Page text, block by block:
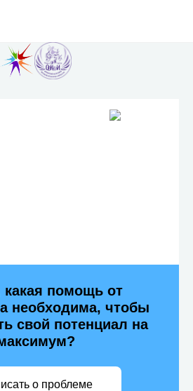
какая помощь от
необходима, чтобы
свой потенциал на
о проблеме